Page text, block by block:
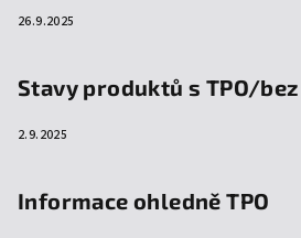
26.9.2025
Stavy produktů s TPO/bez
2.9.2025
Informace ohledně TPO